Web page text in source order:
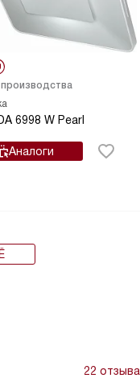
6998 W Pearl
Аналоги
22 отзыва